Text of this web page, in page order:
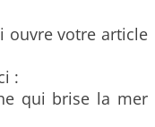
ouvre votre article
:
qui brise la mer